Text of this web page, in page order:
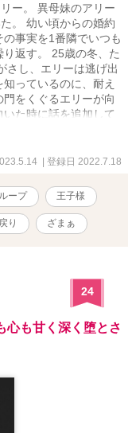
ー。 異母妹のアリー
。 幼い頃からの婚約
事実を1番隣でいつも
返す。 25歳の冬、た
さし、エリーは逃げ出
っているのに、耐え
をくぐるエリーが向
た時に話を追加して
| 登録日 2022.7.18
ループ 王子様
り ざまぁ
24
心も甘く深く堕とさ